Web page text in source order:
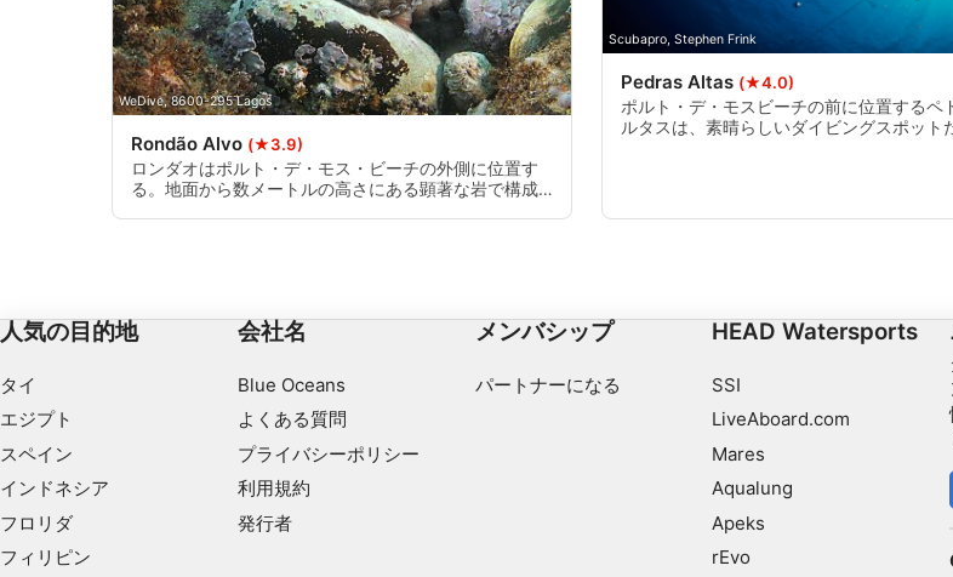
WeDive, 8600-295 Lagos
Rondão Alvo (★3.9)
ロンダオはポルト・デ・モス・ビーチの外側に位置す
る。地面から数メートルの高さにある顕著な岩で構成
Scubapro, Stephen Frink
Pedras Altas (★4.0)
ポルト・デ・モスビーチの前に位置するペ
ルタスは、素晴らしいダイビングスポット
人気の目的地
タイ
エジプト
スペイン
インドネシア
フロリダ
フィリピン
会社名
Blue Oceans
よくある質問
プライバシーポリシー
利用規約
発行者
メンバシップ
パートナーになる
HEAD Watersports
SSI
LiveAboard.com
Mares
Aqualung
Apeks
rEvo
サービスを開発・改良する
コンテンツの選択のために制限付きデータを利用する
正確な位置情報データを利用する
能動的に要求して取得した情報に基づくデバイスの識別
性能
広告